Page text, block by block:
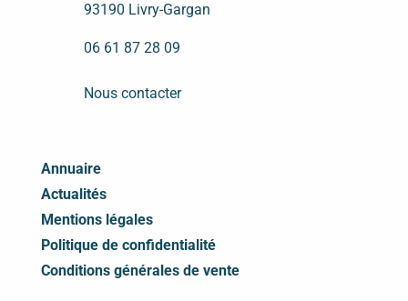
93190 Livry-Gargan
06 61 87 28 09
Nous contacter
Annuaire
Actualités
Mentions légales
Politique de confidentialité
Conditions générales de vente